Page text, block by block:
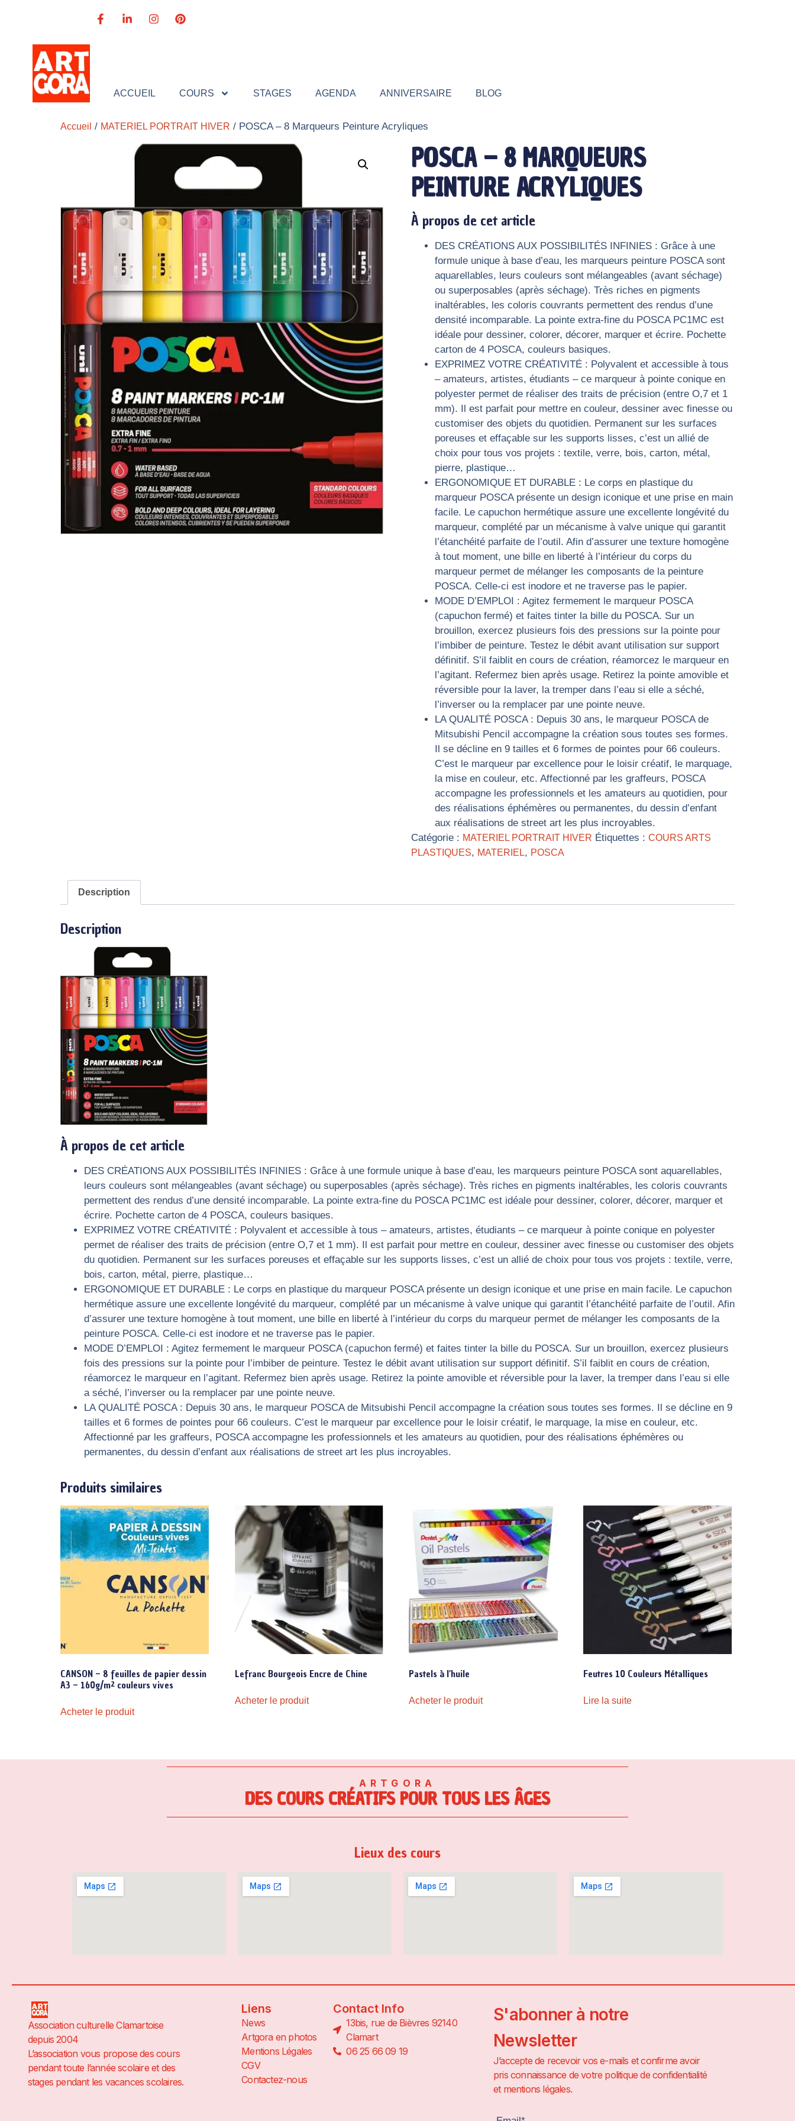
ACCUEIL COURS STAGES AGENDA ANNIVERSAIRE BLOG
Accueil / MATERIEL PORTRAIT HIVER / POSCA – 8 Marqueurs Peinture Acryliques
POSCA – 8 MARQUEURS
PEINTURE ACRYLIQUES
À propos de cet article
DES CRÉATIONS AUX POSSIBILITÉS INFINIES : Grâce à une
formule unique à base d’eau, les marqueurs peinture POSCA sont
aquarellables, leurs couleurs sont mélangeables (avant séchage)
ou superposables (après séchage). Très riches en pigments
inaltérables, les coloris couvrants permettent des rendus d’une
densité incomparable. La pointe extra-fine du POSCA PC1MC est
idéale pour dessiner, colorer, décorer, marquer et écrire. Pochette
carton de 4 POSCA, couleurs basiques.
EXPRIMEZ VOTRE CRÉATIVITÉ : Polyvalent et accessible à tous
– amateurs, artistes, étudiants – ce marqueur à pointe conique en
polyester permet de réaliser des traits de précision (entre O,7 et 1
mm). Il est parfait pour mettre en couleur, dessiner avec finesse ou
customiser des objets du quotidien. Permanent sur les surfaces
poreuses et effaçable sur les supports lisses, c’est un allié de
choix pour tous vos projets : textile, verre, bois, carton, métal,
pierre, plastique…
ERGONOMIQUE ET DURABLE : Le corps en plastique du
marqueur POSCA présente un design iconique et une prise en main
facile. Le capuchon hermétique assure une excellente longévité du
marqueur, complété par un mécanisme à valve unique qui garantit
l’étanchéité parfaite de l’outil. Afin d’assurer une texture homogène
à tout moment, une bille en liberté à l’intérieur du corps du
marqueur permet de mélanger les composants de la peinture
POSCA. Celle-ci est inodore et ne traverse pas le papier.
MODE D’EMPLOI : Agitez fermement le marqueur POSCA
(capuchon fermé) et faites tinter la bille du POSCA. Sur un
brouillon, exercez plusieurs fois des pressions sur la pointe pour
l’imbiber de peinture. Testez le débit avant utilisation sur support
définitif. S’il faiblit en cours de création, réamorcez le marqueur en
l’agitant. Refermez bien après usage. Retirez la pointe amovible et
réversible pour la laver, la tremper dans l’eau si elle a séché,
l’inverser ou la remplacer par une pointe neuve.
LA QUALITÉ POSCA : Depuis 30 ans, le marqueur POSCA de
Mitsubishi Pencil accompagne la création sous toutes ses formes.
Il se décline en 9 tailles et 6 formes de pointes pour 66 couleurs.
C’est le marqueur par excellence pour le loisir créatif, le marquage,
la mise en couleur, etc. Affectionné par les graffeurs, POSCA
accompagne les professionnels et les amateurs au quotidien, pour
des réalisations éphémères ou permanentes, du dessin d’enfant
aux réalisations de street art les plus incroyables.
Catégorie : MATERIEL PORTRAIT HIVER Étiquettes : COURS ARTS
PLASTIQUES, MATERIEL, POSCA
Description
Description
À propos de cet article
DES CRÉATIONS AUX POSSIBILITÉS INFINIES : Grâce à une formule unique à base d’eau, les marqueurs peinture POSCA sont aquarellables,
leurs couleurs sont mélangeables (avant séchage) ou superposables (après séchage). Très riches en pigments inaltérables, les coloris couvrants
permettent des rendus d’une densité incomparable. La pointe extra-fine du POSCA PC1MC est idéale pour dessiner, colorer, décorer, marquer et
écrire. Pochette carton de 4 POSCA, couleurs basiques.
EXPRIMEZ VOTRE CRÉATIVITÉ : Polyvalent et accessible à tous – amateurs, artistes, étudiants – ce marqueur à pointe conique en polyester
permet de réaliser des traits de précision (entre O,7 et 1 mm). Il est parfait pour mettre en couleur, dessiner avec finesse ou customiser des objets
du quotidien. Permanent sur les surfaces poreuses et effaçable sur les supports lisses, c’est un allié de choix pour tous vos projets : textile, verre,
bois, carton, métal, pierre, plastique…
ERGONOMIQUE ET DURABLE : Le corps en plastique du marqueur POSCA présente un design iconique et une prise en main facile. Le capuchon
hermétique assure une excellente longévité du marqueur, complété par un mécanisme à valve unique qui garantit l’étanchéité parfaite de l’outil. Afin
d’assurer une texture homogène à tout moment, une bille en liberté à l’intérieur du corps du marqueur permet de mélanger les composants de la
peinture POSCA. Celle-ci est inodore et ne traverse pas le papier.
MODE D’EMPLOI : Agitez fermement le marqueur POSCA (capuchon fermé) et faites tinter la bille du POSCA. Sur un brouillon, exercez plusieurs
fois des pressions sur la pointe pour l’imbiber de peinture. Testez le débit avant utilisation sur support définitif. S’il faiblit en cours de création,
réamorcez le marqueur en l’agitant. Refermez bien après usage. Retirez la pointe amovible et réversible pour la laver, la tremper dans l’eau si elle
a séché, l’inverser ou la remplacer par une pointe neuve.
LA QUALITÉ POSCA : Depuis 30 ans, le marqueur POSCA de Mitsubishi Pencil accompagne la création sous toutes ses formes. Il se décline en 9
tailles et 6 formes de pointes pour 66 couleurs. C’est le marqueur par excellence pour le loisir créatif, le marquage, la mise en couleur, etc.
Affectionné par les graffeurs, POSCA accompagne les professionnels et les amateurs au quotidien, pour des réalisations éphémères ou
permanentes, du dessin d’enfant aux réalisations de street art les plus incroyables.
Produits similaires
CANSON – 8 feuilles de papier dessin
A3 – 160g/m² couleurs vives
Acheter le produit
Lefranc Bourgeois Encre de Chine
Acheter le produit
Pastels à l’huile
Acheter le produit
Feutres 10 Couleurs Métalliques
Lire la suite
ARTGORA
DES COURS CRÉATIFS POUR TOUS LES ÂGES
Lieux des cours
Association culturelle Clamartoise
depuis 2004
L’association vous propose des cours
pendant toute l’année scolaire et des
stages pendant les vacances scolaires.
Liens
News
Artgora en photos
Mentions Légales
CGV
Contactez-nous
Contact Info
13bis, rue de Bièvres 92140
Clamart
06 25 66 09 19
S'abonner à notre
Newsletter
J’accepte de recevoir vos e-mails et confirme avoir
pris connaissance de votre politique de confidentialité
et mentions légales.